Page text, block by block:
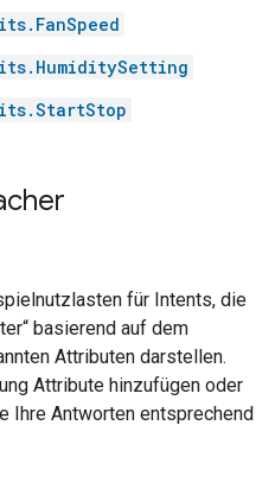
für Intents, die
basierend auf dem
Attributen darstellen.
Attribute hinzufügen oder
Ihre Antworten entsprechend